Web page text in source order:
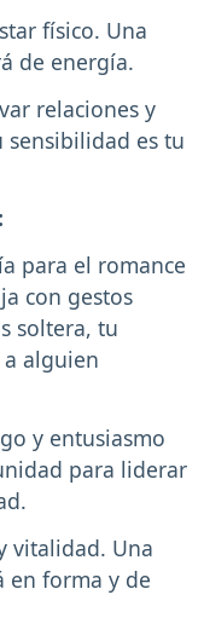
físico. Una
de energía.
relaciones y
sensibilidad es tu
para el romance
con gestos
soltera, tu
alguien
y entusiasmo
para liderar
vitalidad. Una
en forma y de